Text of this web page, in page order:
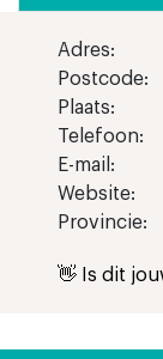
Adres:
Postcode:
Plaats:
Telefoon:
E-mail:
Website:
Provincie:
👋 Is dit